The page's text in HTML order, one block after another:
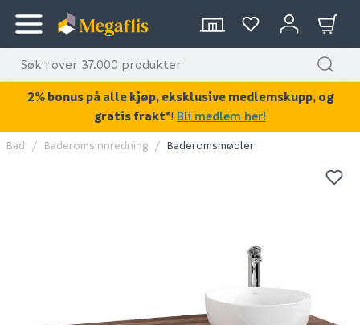
KAN DISSE VÆRE AV INTERESSE?
Bad Baderomsinnredning Baderomsmøbler
2% bonus på alle kjøp, eksklusive medlemskupp, og
gratis frakt*! Bli medlem her!